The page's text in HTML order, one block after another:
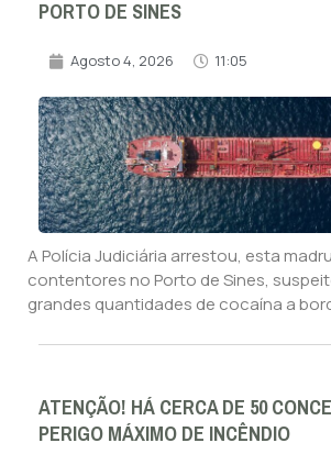
PORTO DE SINES
Agosto 4, 2026 11:05
A Polícia Judiciária arrestou, esta
contentores no Porto de Sines,
grandes quantidades de cocaína a
ATENÇÃO! HÁ CERCA DE 50
PERIGO MÁXIMO DE INCÊNDIO